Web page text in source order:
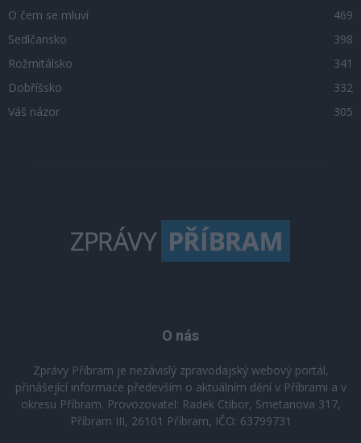
O čem se mluví
469
Sedlčansko
398
Rožmitálsko
341
Dobříšsko
332
Váš názor
305
O nás
Zprávy Příbram je nezávislý zpravodajský webový portál,
přinášející informace především o aktuálním dění v Příbrami a v
okresu Příbram. Provozovatel: Radek Ctibor, Smetanova 317,
Příbram III, 26101 Příbram, IČO: 63799731